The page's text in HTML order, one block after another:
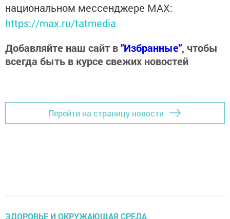
национальном мессенджере MАХ:
https://max.ru/tatmedia
Добавляйте наш сайт в"Избранные", чтобы
всегда быть в курсе свежих новостей
Перейти на страницу новости
ЗДОРОВЬЕ И ОКРУЖАЮЩАЯ СРЕДА